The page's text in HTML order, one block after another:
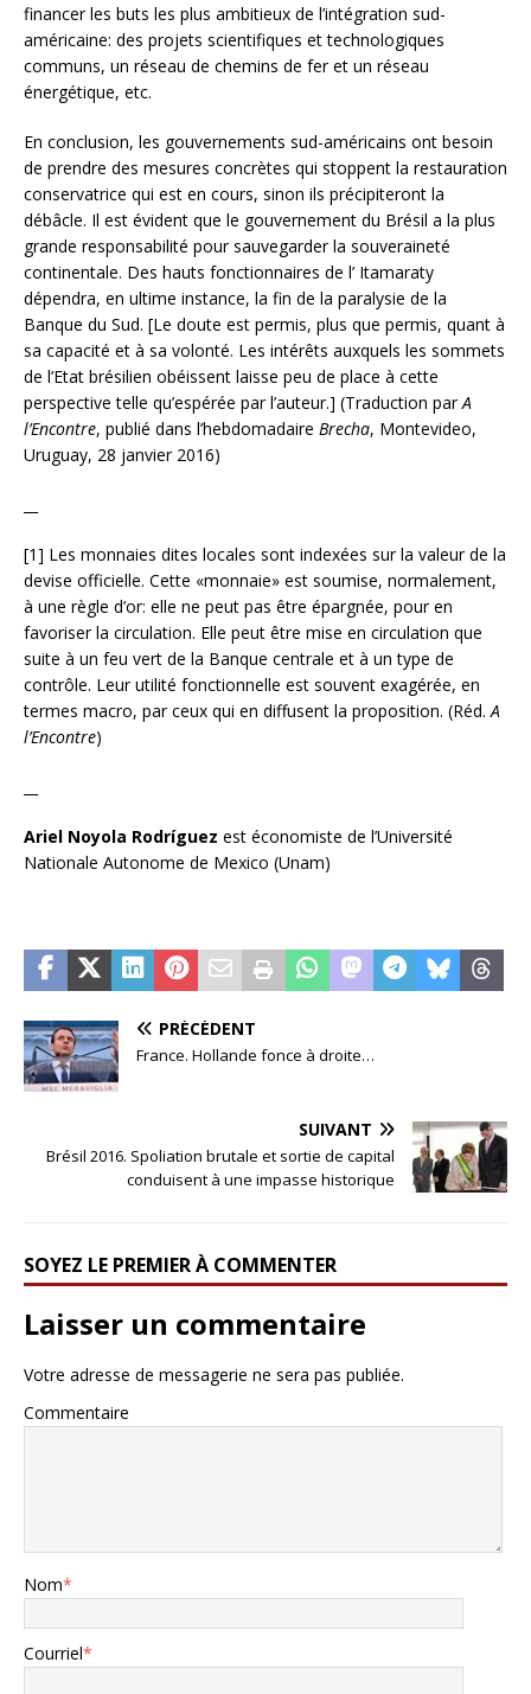
financer les buts les plus ambitieux de l’intégration sud-
américaine: des projets scientifiques et technologiques
communs, un réseau de chemins de fer et un réseau
énergétique, etc.
En conclusion, les gouvernements sud-américains ont besoin
de prendre des mesures concrètes qui stoppent la restauration
conservatrice qui est en cours, sinon ils précipiteront la
débâcle. Il est évident que le gouvernement du Brésil a la plus
grande responsabilité pour sauvegarder la souveraineté
continentale. Des hauts fonctionnaires de l’ Itamaraty
dépendra, en ultime instance, la fin de la paralysie de la
Banque du Sud. [Le doute est permis, plus que permis, quant à
sa capacité et à sa volonté. Les intérêts auxquels les sommets
de l’Etat brésilien obéissent laisse peu de place à cette
perspective telle qu’espérée par l’auteur.] (Traduction parA
l’Encontre, publié dans l’hebdomadaire Brecha, Montevideo,
Uruguay, 28 janvier 2016)
[1] Les monnaies dites locales sont indexées sur la valeur de la
devise officielle. Cette «monnaie» est soumise, normalement,
à une règle d’or: elle ne peut pas être épargnée, pour en
favoriser la circulation. Elle peut être mise en circulation que
suite à un feu vert de la Banque centrale et à un type de
contrôle. Leur utilité fonctionnelle est souvent exagérée, en
termes macro, par ceux qui en diffusent la proposition. (Réd. A
l’Encontre)
Ariel Noyola Rodríguez est économiste de l’Université
Nationale Autonome de Mexico (Unam)
PRÉCÉDENT
France. Hollande fonce à droite…
SUIVANT
Brésil 2016. Spoliation brutale et sortie de capital
conduisent à une impasse historique
SOYEZ LE PREMIER À COMMENTER
Laisser un commentaire
Votre adresse de messagerie ne sera pas publiée.
Commentaire
Nom*
Courriel*